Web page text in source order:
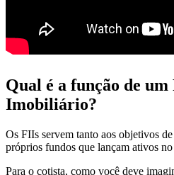
Qual é a função de um
Imobiliário?
Os FIIs servem tanto aos objetivos
próprios fundos que lançam ativos
Para o cotista, como você deve